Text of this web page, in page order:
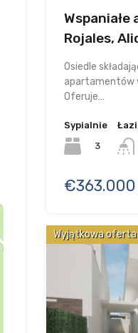
Rojales,
Osiedle
apartamentów
Oferuje…
Sypialnie
3
€363.000
Wyjątkowa oferta